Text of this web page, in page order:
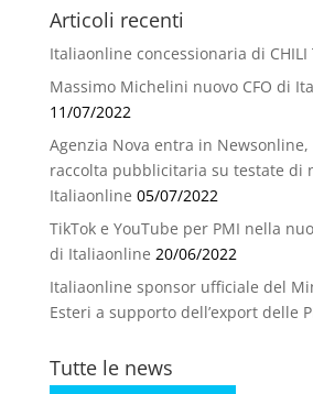
Articoli recenti
Italiaonline concessionaria di CHILI
Massimo Michelini nuovo CFO di
11/07/2022
Agenzia Nova entra in
raccolta pubblicitaria su testate di
Italiaonline 05/07/2022
TikTok e YouTube per PMI nella
di Italiaonline 20/06/2022
Italiaonline sponsor ufficiale del
Esteri a supporto dell’export delle
Tutte le news